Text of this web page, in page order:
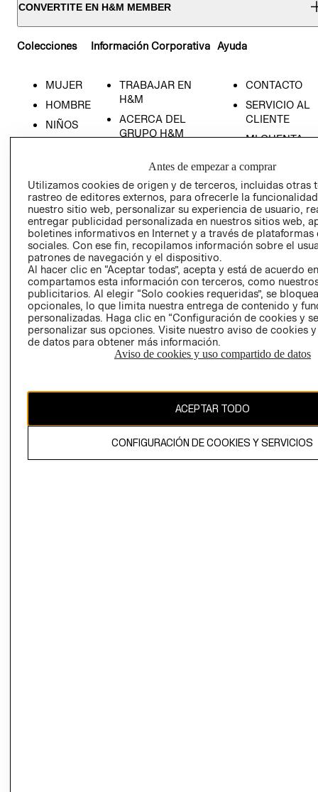
CONVERTITE EN H&M MEMBER
Colecciones
MUJER
HOMBRE
NIÑOS
Información Corporativa
TRABAJAR EN
H&M
ACERCA DEL
GRUPO H&M
SOCIAL
PRENSA
RELACIÓN CON
INVERSIONISTAS
POLÍTICA
EMPRESARIAL
Ayuda
CONTACTO
SERVICIO AL
CLIENTE
MI CUENTA
TIENDAS
- RETIRO EN
TIENDA
TÉRMINOS Y
AVISO DE
PRIVACIDAD
GIFT CARD
AVISO DE
Antes de empezar a comprar
Utilizamos cookies de origen y de terceros, incluidas otras
rastreo de editores externos, para ofrecerle la
nuestro sitio web, personalizar su experiencia de usuario,
entregar publicidad personalizada en nuestros sitios web,
boletines informativos en Internet y a través de plataformas
sociales. Con ese fin, recopilamos información sobre el
patrones de navegación y el dispositivo.
Al hacer clic en “Aceptar todas”, acepta y está de acuerdo
compartamos esta información con terceros, como
publicitarios. Al elegir “Solo cookies requeridas”, se
opcionales, lo que limita nuestra entrega de contenido y
personalizadas. Haga clic en “Configuración de cookies y
personalizar sus opciones. Visite nuestro aviso de cookies
de datos para obtener más información.
Aviso de cookies y uso compartido de datos
ACEPTAR TODO
CONFIGURACIÓN DE COOKIES Y SERVICIOS